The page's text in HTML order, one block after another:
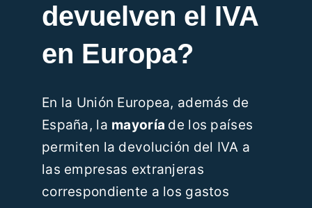
devuelven el IVA
en Europa?
En la Unión Europea, además de
España, la mayoría de los países
permiten la devolución del IVA a
las empresas extranjeras
correspondiente a los gastos